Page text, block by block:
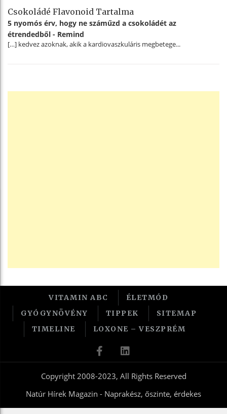
Csokoládé Flavonoid Tartalma
5 nyomós érv, hogy ne száműzd a csokoládét az
étrendedből - Remind
[…] kedvez azoknak, akik a kardiovaszkuláris megbetege...
VITAMIN ABC
ÉLETMÓD
GYÓGYNÖVÉNY
TIPPEK
SITEMAP
TIMELINE
LOXONE – VESZPRÉM
Copyright 2008-2023, All Rights Reserved
Natúr Hírek Magazin - Naprakész, őszinte, érdekes